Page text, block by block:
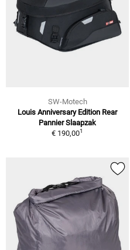
SW-Motech
Louis Anniversary Edition Rear
Pannier Slaapzak
€ 190,001